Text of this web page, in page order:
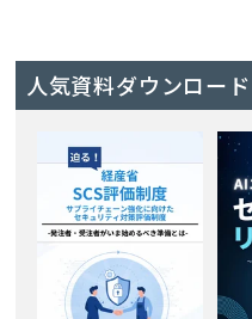
人気資料ダウンロード